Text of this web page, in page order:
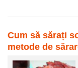
Cum să sărați
metode de